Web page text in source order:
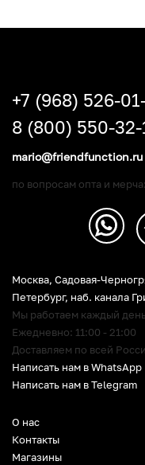
О нас
Контакты
Магазины
Москва, Садовая-
Петербург, наб. канала
Мы работаем каждый день
Ежедневно: 11:00 - 21:00
Доставляем по всей
Написать нам в WhatsApp
Написать нам в Telegram
+7 (968) 526-
8 (800) 550-32-
mario@friendfunction.ru
по вопросам опта и мерча: